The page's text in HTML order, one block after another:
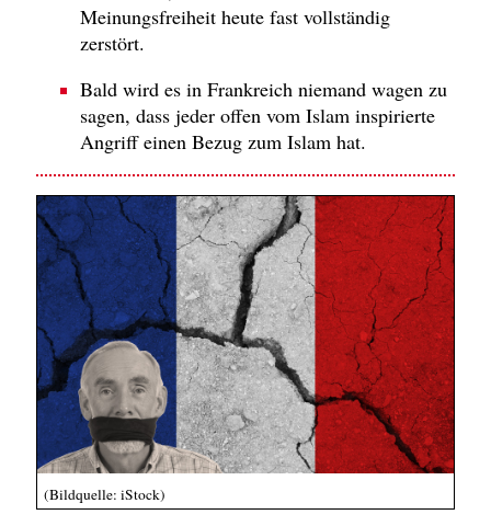
Meinungsfreiheit heute fast vollständig
zerstört.
Bald wird es in Frankreich niemand wagen zu
sagen, dass jeder offen vom Islam inspirierte
Angriff einen Bezug zum Islam hat.
(Bildquelle: iStock)